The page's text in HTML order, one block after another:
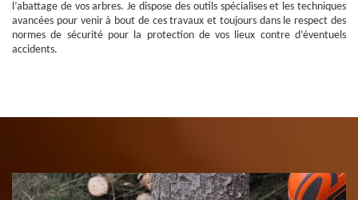
l’abattage de vos arbres. Je dispose des outils spécialises et les techniques
avancées pour venir à bout de ces travaux et toujours dans le respect des
normes de sécurité pour la protection de vos lieux contre d’éventuels
accidents.